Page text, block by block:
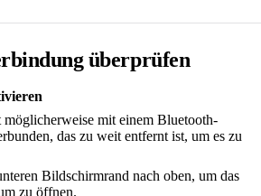
überprüfen
möglicherweise mit einem Bluetooth-
das zu weit entfernt ist, um es zu
Bildschirmrand nach oben, um das
zu öffnen.